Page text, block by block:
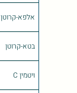
אלפא-קרוטן
בטא-קרוטן
ויטמין C